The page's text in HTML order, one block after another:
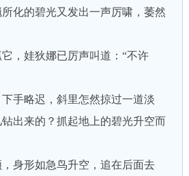
化的碧光又发出一声厉啸，萎然
娃狄娜已厉声叫道：“不许
略迟，斜里怎然掠过一道淡
出来的？抓起地上的碧光升空而
形如急鸟升空，追在后面去